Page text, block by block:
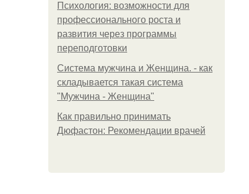
Психология: возможности для
профессионального роста и
развития через программы
переподготовки
Система мужчина и Женщина. - как
складывается такая система
"Мужчина - Женщина"
Как правильно принимать
Дюфастон: Рекомендации врачей